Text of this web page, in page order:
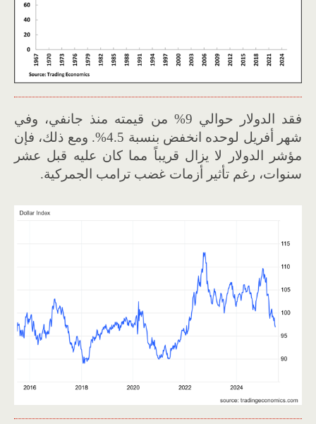
فقد الدولار حوالي 9% من قيمته منذ جانفي، وفي
شهر أفريل لوحده انخفض بنسبة 4.5%. ومع ذلك، فإن
مؤشر الدولار لا يزال قريباً مما كان عليه قبل عشر
سنوات، رغم تأثير أزمات غضب ترامب الجمركية.